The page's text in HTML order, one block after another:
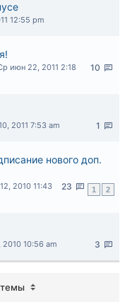
12:55 pm
10
июн 22, 2011 2:18
1
2011 7:53 am
нового доп.
1 2
23
2010 11:43
3
10:56 am